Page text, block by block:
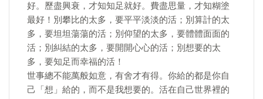
好。歷盡興衰，才知知足就好。費盡思量，才知糊塗
最好！別攀比的太多，要平平淡淡的活；別算計的太
多，要坦坦蕩蕩的活；別仰望的太多，要體體面面的
活；別糾結的太多，要開開心心的活；別想要的太
多，要知足而幸福的活！
世事總不能萬般如意，有舍才有得。你給的都是你自
己「想」給的，而不是我想要的。活在自己世界裡的